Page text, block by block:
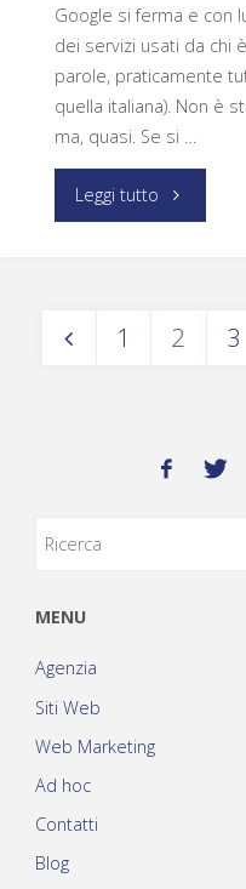
Google si ferma e con
dei servizi usati da chi
parole, praticamente
quella italiana). Non è
ma, quasi. Se si …
Leggi tutto
1 2 3
MENU
Agenzia
Siti Web
Web Marketing
Ad hoc
Contatti
Blog